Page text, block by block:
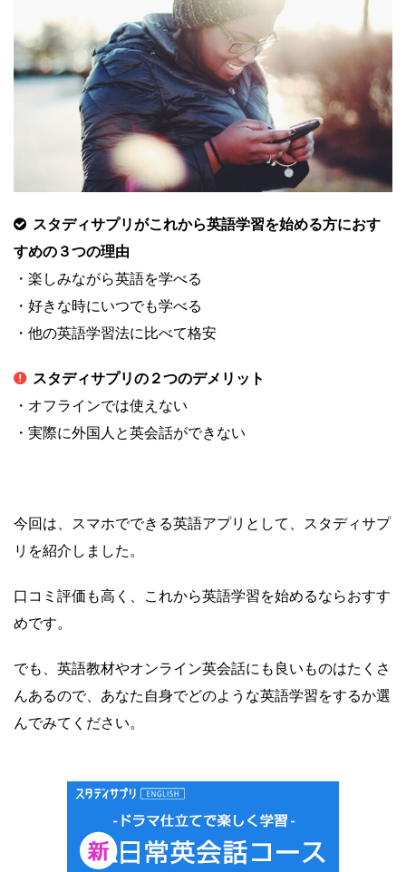
スタディサプリがこれから英語学習を始める方におす
すめの３つの理由
・楽しみながら英語を学べる
・好きな時にいつでも学べる
・他の英語学習法に比べて格安
スタディサプリの２つのデメリット
・オフラインでは使えない
・実際に外国人と英会話ができない
今回は、スマホでできる英語アプリとして、スタディサプ
リを紹介しました。
口コミ評価も高く、これから英語学習を始めるならおすす
めです。
でも、英語教材やオンライン英会話にも良いものはたくさ
んあるので、あなた自身でどのような英語学習をするか選
んでみてください。